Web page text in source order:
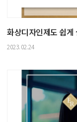
화상디자인제도 쉽게
2023.02.24